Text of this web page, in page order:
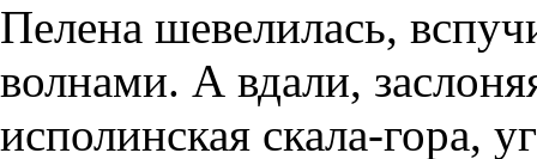
Пелена шевелилась,
волнами. А вдали,
исполинская скала-гора,